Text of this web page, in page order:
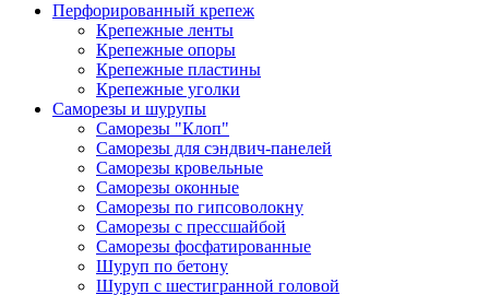
Перфорированный крепеж
Крепежные ленты
Крепежные опоры
Крепежные пластины
Крепежные уголки
Саморезы и шурупы
Саморезы "Клоп"
Саморезы для сэндвич-панелей
Саморезы кровельные
Саморезы оконные
Саморезы по гипсоволокну
Саморезы с прессшайбой
Саморезы фосфатированные
Шуруп по бетону
Шуруп с шестигранной головой